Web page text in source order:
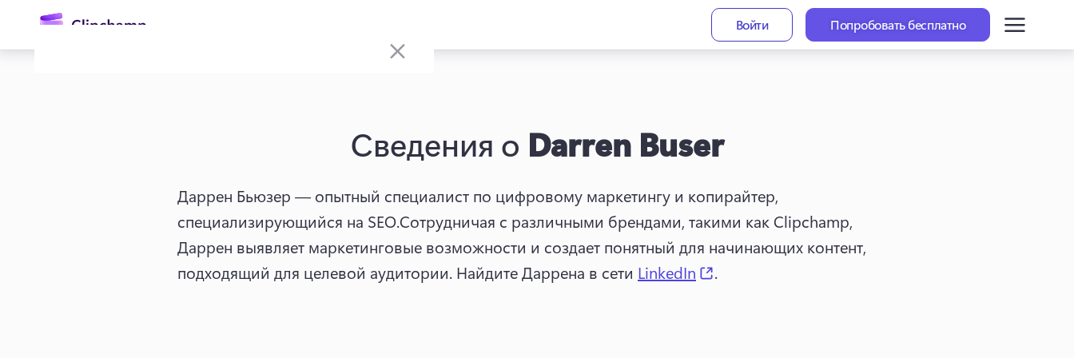
содержимому
Войти Попробовать бесплатно
Попробовать бесплатно
Сведения о Darren Buser
Даррен Бьюзер — опытный специалист по цифровому маркетингу и копирайтер,
специализирующийся на SEO.Сотрудничая с различными брендами, такими как Clipchamp,
Даррен выявляет маркетинговые возможности и создает понятный для начинающих контент,
подходящий для целевой аудитории. Найдите Даррена в сети LinkedIn (opens in a new tab)
.